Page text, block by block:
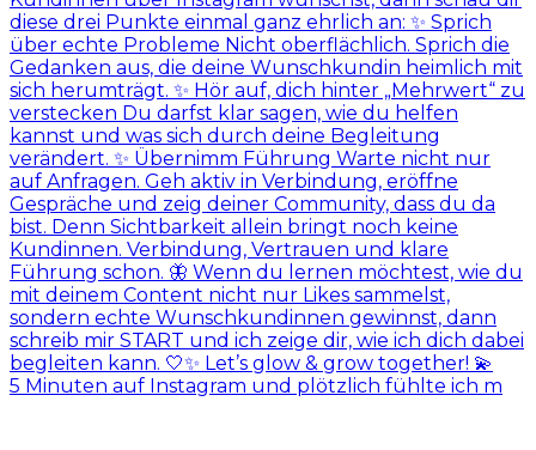
5 Minuten auf Instagram und plötzlich fühlte ich m